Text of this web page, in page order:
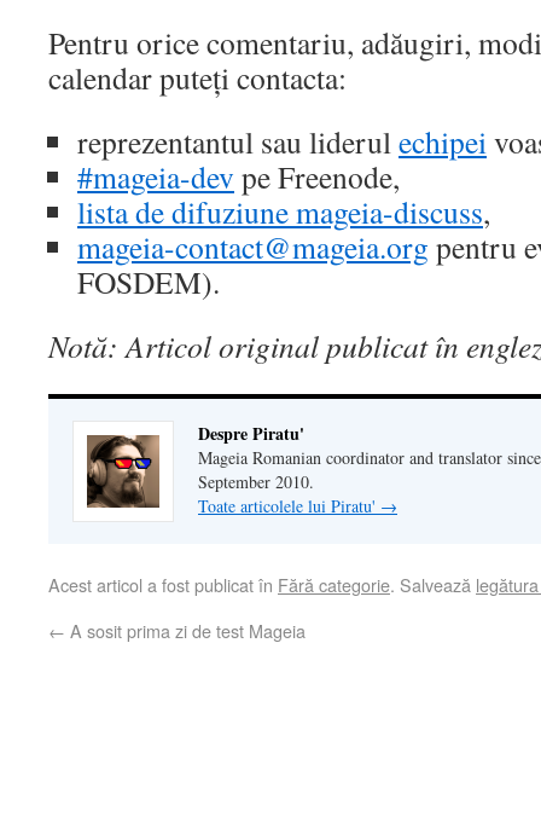
Pentru orice comentariu, adăugiri,
calendar puteți contacta:
reprezentantul sau liderulechipei
#mageia-dev pe Freenode,
lista de difuziune mageia-discuss,
mageia-contact@mageia.org pentru
FOSDEM).
Notă: Articol original publicat în
Despre Piratu'
Mageia Romanian coordinator and translator
September 2010.
Toate articolele lui Piratu' →
Acest articol a fost publicat în Fără categorie. Salvează
← A sosit prima zi de test Mageia